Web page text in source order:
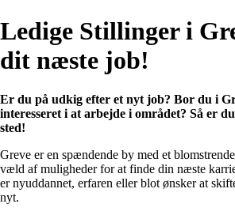
Ledige Stillinger i
dit næste job!
Er du på udkig efter et nyt job? Bor du i
interesseret i at arbejde i området? Så er
sted!
Greve er en spændende by med et
væld af muligheder for at finde din næste
er nyuddannet, erfaren eller blot ønsker at
nyt.